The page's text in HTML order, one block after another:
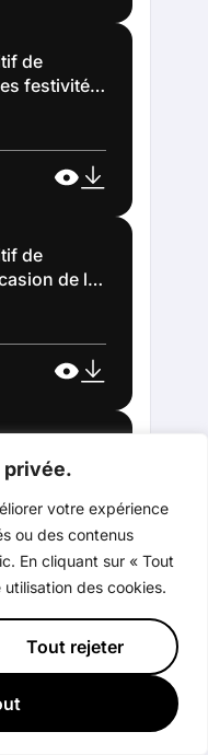
privée.
votre expérience
ou des contenus
En cliquant sur « Tout
des cookies.
Tout rejeter
de
festivités
de
de la
des
des
et au
de
134)